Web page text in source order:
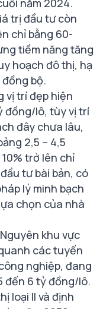
năm 2024.
trị đầu tư còn
chỉ bằng 60-
tiềm năng tăng
hoạch đô thị, hạ
bộ.
vị trí đẹp hiện
đồng/lô, tùy vị trí
đây chưa lâu,
2,5 – 4,5
trở lên chỉ
tư bài bản, có
lý minh bạch
chọn của nhà
khu vực
các tuyến
nghiệp, đang
đến 6 tỷ đồng/lô.
loại II và định